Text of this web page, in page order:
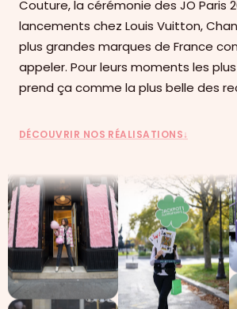
Couture, la cérémonie des JO Paris
lancements chez Louis Vuitton,
plus grandes marques de France
appeler. Pour leurs moments les
prend ça comme la plus belle des
DÉCOUVRIR NOS RÉALISATIONS↓